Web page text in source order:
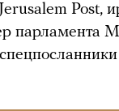
Post,
парламента